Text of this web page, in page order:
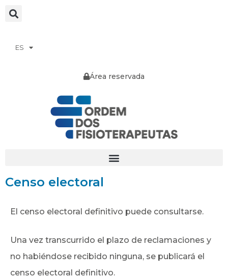
ES
Área reservada
Censo electoral
El censo electoral definitivo puede consultarse.
Una vez transcurrido el plazo de reclamaciones y
no habiéndose recibido ninguna, se publicará el
censo electoral definitivo.